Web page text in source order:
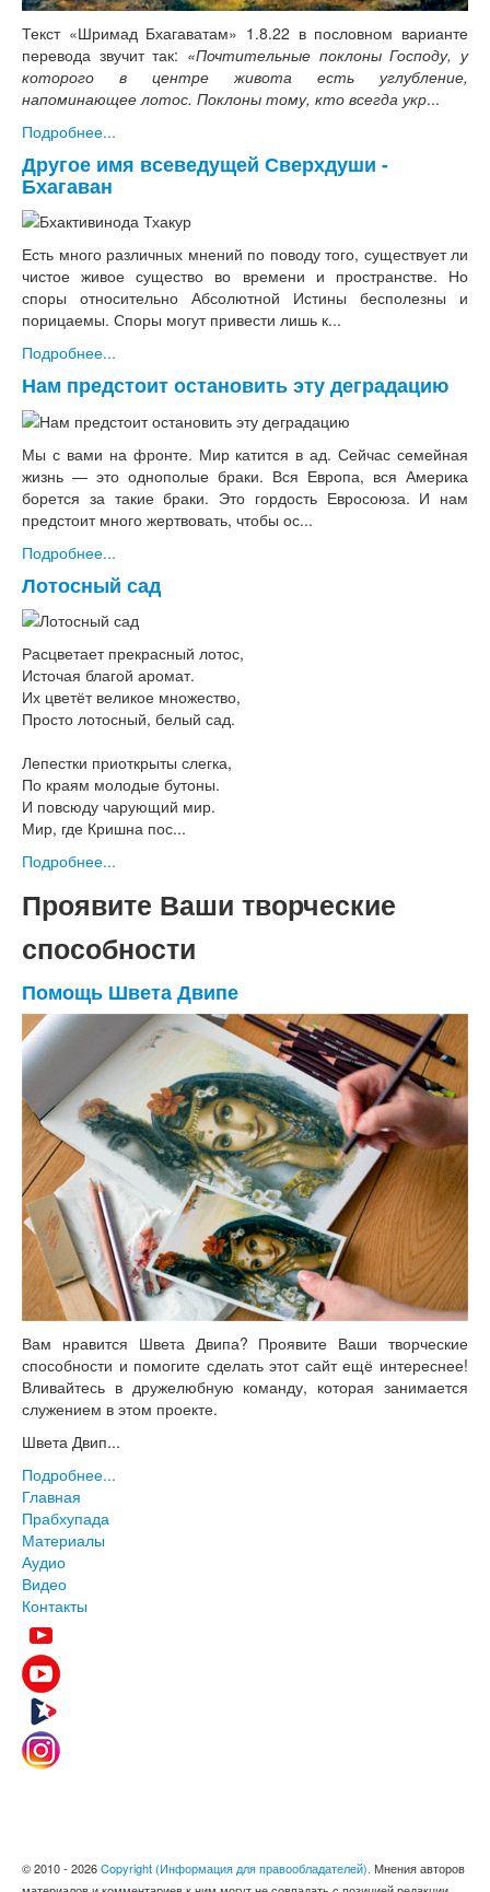
Текст «Шримад Бхагаватам» 1.8.22 в пословном варианте
перевода звучит так: «Почтительные поклоны Господу, у
которого в центре живота есть углубление,
напоминающее лотос. Поклоны тому, кто всегда укр...
Подробнее...
Другое имя всеведущей Сверхдуши -
Бхагаван
Есть много различных мнений по поводу того, существует ли
чистое живое существо во времени и пространстве. Но
споры относительно Абсолютной Истины бесполезны и
порицаемы. Споры могут привести лишь к...
Подробнее...
Нам предстоит остановить эту деградацию
Мы с вами на фронте. Мир катится в ад. Сейчас семейная
жизнь — это однополые браки. Вся Европа, вся Америка
борется за такие браки. Это гордость Евросоюза. И нам
предстоит много жертвовать, чтобы ос...
Подробнее...
Лотосный сад
Расцветает прекрасный лотос,
Источая благой аромат.
Их цветёт великое множество,
Просто лотосный, белый сад.
Лепестки приоткрыты слегка,
По краям молодые бутоны.
И повсюду чарующий мир.
Мир, где Кришна пос...
Подробнее...
Проявите Ваши творческие
способности
Помощь Швета Двипе
Вам нравится Швета Двипа? Проявите Ваши творческие
способности и помогите сделать этот сайт ещё интереснее!
Вливайтесь в дружелюбную команду, которая занимается
служением в этом проекте.
Швета Двип...
Подробнее...
Главная
Прабхупада
Материалы
Аудио
Видео
Контакты
© 2010 - 2026Copyright (Информация для правообладателей). Мнения авторов